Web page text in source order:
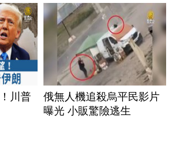
川普
俄無人機追殺烏平民影片
曝光 小販驚險逃生